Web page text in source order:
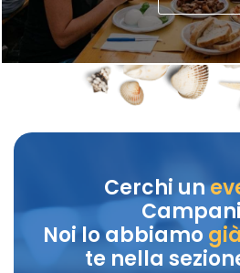
Cerchi un
Noi lo abbiamo
te nella